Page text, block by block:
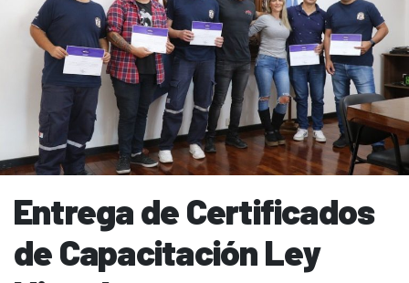
Entrega de Certificados
de Capacitación Ley